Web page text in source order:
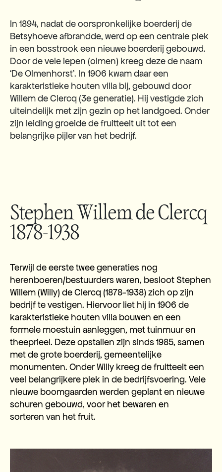
In 1894, nadat de oorspronkelijke boerderij de
Betsyhoeve afbrandde, werd op een centrale plek
in een bosstrook een nieuwe boerderij gebouwd.
Door de vele iepen (olmen) kreeg deze de naam
‘De Olmenhorst’. In 1906 kwam daar een
karakteristieke houten villa bij, gebouwd door
Willem de Clercq (3e generatie). Hij vestigde zich
uiteindelijk met zijn gezin op het landgoed. Onder
zijn leiding groeide de fruitteelt uit tot een
belangrijke pijler van het bedrijf.
Stephen Willem de Clercq
1878-1938
Terwijl de eerste twee generaties nog
herenboeren/bestuurders waren, besloot Stephen
Willem (Willy) de Clercq (1878-1938) zich op zijn
bedrijf te vestigen. Hiervoor liet hij in 1906 de
karakteristieke houten villa bouwen en een
formele moestuin aanleggen, met tuinmuur en
theeprieel. Deze opstallen zijn sinds 1985, samen
met de grote boerderij, gemeentelijke
monumenten. Onder Willy kreeg de fruitteelt een
veel belangrijkere plek in de bedrijfsvoering. Vele
nieuwe boomgaarden werden geplant en nieuwe
schuren gebouwd, voor het bewaren en
sorteren van het fruit.